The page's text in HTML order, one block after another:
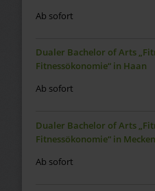
Ab sofort
Dualer Bachelor of Arts
Fitnessökonomie“ in Haan
Ab sofort
Dualer Bachelor of Arts
Fitnessökonomie“ in
Ab sofort